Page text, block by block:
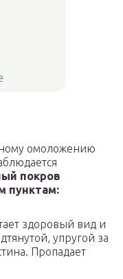
омоложению
покров
пунктам:
здоровый вид и
упругой за
Пропадает